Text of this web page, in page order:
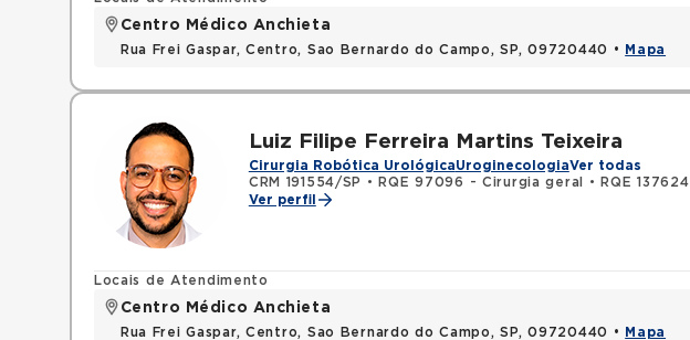
Centro Médico Anchieta
Rua Frei Gaspar, Centro, Sao Bernardo do Campo, SP, 09720440 • Mapa
Luiz Filipe Ferreira Martins Teixeira
Cirurgia Robótica UrológicaUroginecologiaVer todas
CRM 191554/SP
• RQE 97096 - Cirurgia geral •
RQE 137624 - Urologia
Ver perfil
Locais de Atendimento
Centro Médico Anchieta
Rua Frei Gaspar, Centro, Sao Bernardo do Campo, SP, 09720440 • Mapa